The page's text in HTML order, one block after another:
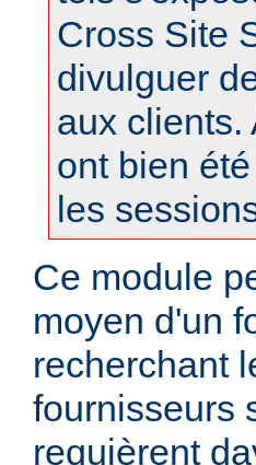
Cross Site
divulguer
aux clients.
ont bien
les
Ce module
moyen d'un
recherchant
fournisseurs
requièrent